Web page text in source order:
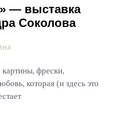
— выставка
Соколова
фрески,
которая (и здесь это